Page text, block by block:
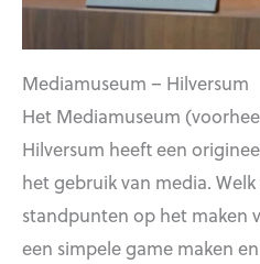
Mediamuseum – Hilversum
Het Mediamuseum
Hilversum heeft een
het gebruik van media.
standpunten op het maken
een simpele game maken